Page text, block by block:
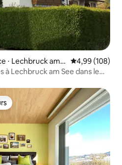
⋅ Lechbruck am S Évaluation
4,99 (108)
Lechbruck am See dans le
les plus appréciés